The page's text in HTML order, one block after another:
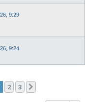
9:29
9:24
2 3